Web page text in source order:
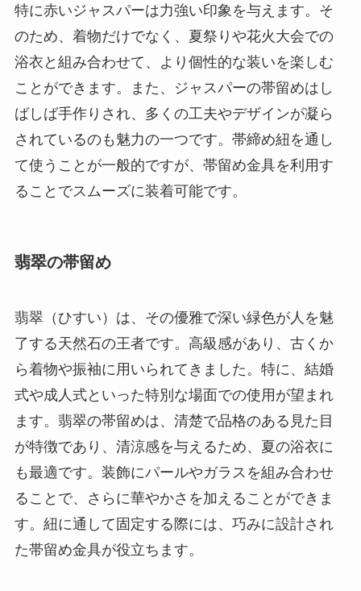
特に赤いジャスパーは力強い印象を与えます。そ
のため、着物だけでなく、夏祭りや花火大会での
浴衣と組み合わせて、より個性的な装いを楽しむ
ことができます。また、ジャスパーの帯留めはし
ばしば手作りされ、多くの工夫やデザインが凝ら
されているのも魅力の一つです。帯締め紐を通し
て使うことが一般的ですが、帯留め金具を利用す
ることでスムーズに装着可能です。
翡翠の帯留め
翡翠（ひすい）は、その優雅で深い緑色が人を魅
了する天然石の王者です。高級感があり、古くか
ら着物や振袖に用いられてきました。特に、結婚
式や成人式といった特別な場面での使用が望まれ
ます。翡翠の帯留めは、清楚で品格のある見た目
が特徴であり、清涼感を与えるため、夏の浴衣に
も最適です。装飾にパールやガラスを組み合わせ
ることで、さらに華やかさを加えることができま
す。紐に通して固定する際には、巧みに設計され
た帯留め金具が役立ちます。